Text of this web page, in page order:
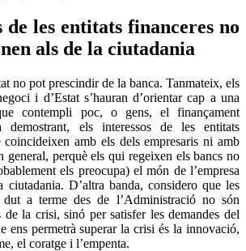
de les entitats financeres no
als de la ciutadania
no pot prescindir de la banca. Tanmateix, els
i d’Estat s’hauran d’orientar cap a una
contempli poc, o gens, el finançament
demostrant, els interessos de les entitats
coincideixen amb els dels empresaris ni amb
general, perquè els qui regeixen els bancs no
els preocupa) el món de l’empresa
D’altra banda, considero que les
dut a terme des de l’Administració no són
de la crisi, sinó per satisfer les demandes del
ens permetrà superar la crisi és la innovació,
el coratge i l’empenta.